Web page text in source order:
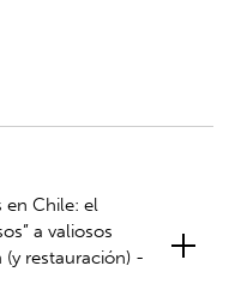
en Chile: el
a valiosos
restauración) -